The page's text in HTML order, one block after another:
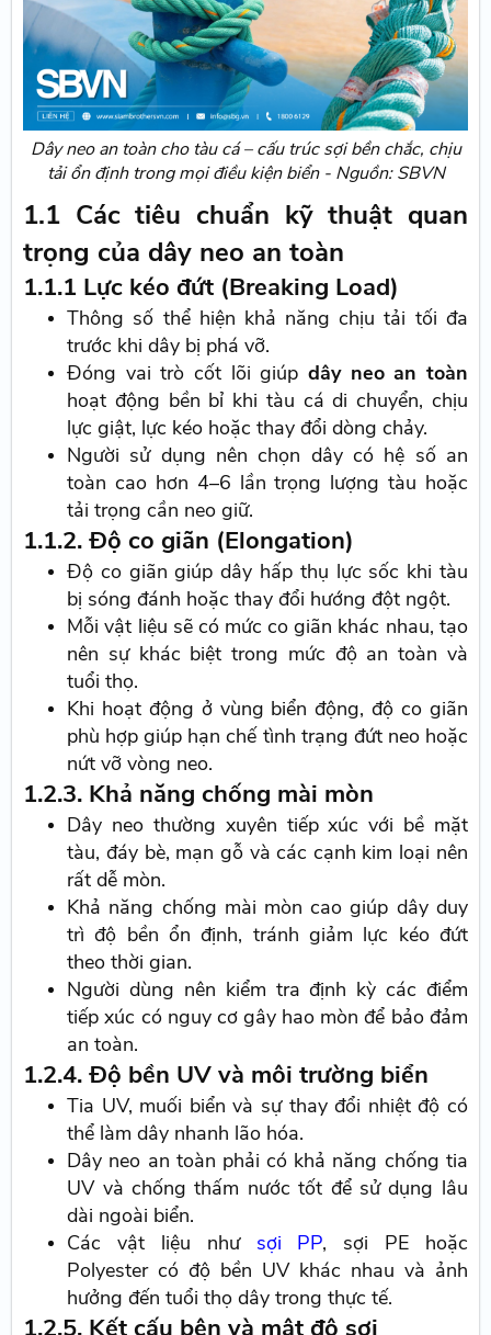
Dây neo an toàn cho tàu cá – cấu trúc sợi bền chắc, chịu
tải ổn định trong mọi điều kiện biển - Nguồn: SBVN
1.1 Các tiêu chuẩn kỹ thuật quan
trọng của dây neo an toàn
1.1.1 Lực kéo đứt (Breaking Load)
Thông số thể hiện khả năng chịu tải tối đa
trước khi dây bị phá vỡ.
Đóng vai trò cốt lõi giúp dây neo an toàn
hoạt động bền bỉ khi tàu cá di chuyển, chịu
lực giật, lực kéo hoặc thay đổi dòng chảy.
Người sử dụng nên chọn dây có hệ số an
toàn cao hơn 4–6 lần trọng lượng tàu hoặc
tải trọng cần neo giữ.
1.1.2. Độ co giãn (Elongation)
Độ co giãn giúp dây hấp thụ lực sốc khi tàu
bị sóng đánh hoặc thay đổi hướng đột ngột.
Mỗi vật liệu sẽ có mức co giãn khác nhau, tạo
nên sự khác biệt trong mức độ an toàn và
tuổi thọ.
Khi hoạt động ở vùng biển động, độ co giãn
phù hợp giúp hạn chế tình trạng đứt neo hoặc
nứt vỡ vòng neo.
1.2.3. Khả năng chống mài mòn
Dây neo thường xuyên tiếp xúc với bề mặt
tàu, đáy bè, mạn gỗ và các cạnh kim loại nên
rất dễ mòn.
Khả năng chống mài mòn cao giúp dây duy
trì độ bền ổn định, tránh giảm lực kéo đứt
theo thời gian.
Người dùng nên kiểm tra định kỳ các điểm
tiếp xúc có nguy cơ gây hao mòn để bảo đảm
an toàn.
1.2.4. Độ bền UV và môi trường biển
Tia UV, muối biển và sự thay đổi nhiệt độ có
thể làm dây nhanh lão hóa.
Dây neo an toàn phải có khả năng chống tia
UV và chống thấm nước tốt để sử dụng lâu
dài ngoài biển.
Các vật liệu như sợi PP, sợi PE hoặc
Polyester có độ bền UV khác nhau và ảnh
hưởng đến tuổi thọ dây trong thực tế.